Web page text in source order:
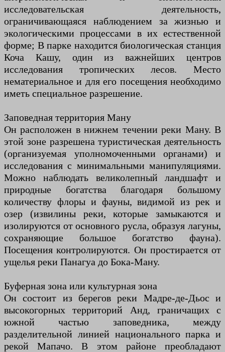
исследовательская деятельность,
ограничивающаяся наблюдением за жизнью и
экологическими процессами в их естественной
форме; В парке находится биологическая станция
Коча Кашу, один из важнейших центров
исследования тропических лесов. Место
нематериальное и для его посещения необходимо
иметь специальное разрешение.
Заповедная территория Ману
Он расположен в нижнем течении реки Ману. В
этой зоне разрешена туристическая деятельность
(организуемая уполномоченными органами) и
исследования с минимальными манипуляциями.
Можно наблюдать великолепный ландшафт и
природные богатства благодаря большому
количеству флоры и фауны, видимой из рек и
озер (извилины реки, которые замыкаются и
изолируются от основного русла, образуя лагуны,
сохраняющие большое богатство фауна).
Посещения контролируются. Он простирается от
ущелья реки Панагуа до Бока-Ману.
Буферная зона или культурная зона
Он состоит из берегов реки Мадре-де-Дьос и
высокогорных территорий Анд, граничащих с
южной частью заповедника, между
разделительной линией национального парка и
рекой Мапачо. В этом районе преобладают